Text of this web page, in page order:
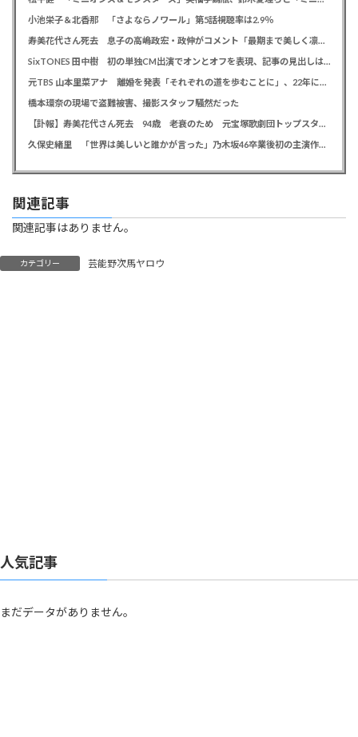
小池栄子＆北香那 「さよならノワール」第5話視聴率は2.9％
寿美花代さん死去 息子の高嶋政宏・政伸がコメント「最期まで美しく凛とした表情」「最期の最期まで大女優」「
SixTONES 田中樹 初の単独CM出演でオンとオフを表現、記事の見出しは「“いい男の休日”にしてください」とアピール
元TBS 山本里菜アナ 離婚を発表「それぞれの道を歩むことに」、22年に一般男性と結婚
橋本環奈の現場で盗難被害、撮影スタッフ騒然だった
【訃報】寿美花代さん死去 94歳 老衰のため 元宝塚歌劇団トップスター、夫は高島忠夫さん、息子は高嶋政宏・政伸
久保史緒里 「世界は美しいと誰かが言った」乃木坂46卒業後初の主演作で母親役に「すごく貴重な経験をさせていただいた」
関連記事
関連記事はありません。
カテゴリー 芸能野次馬ヤロウ
人気記事
まだデータがありません。